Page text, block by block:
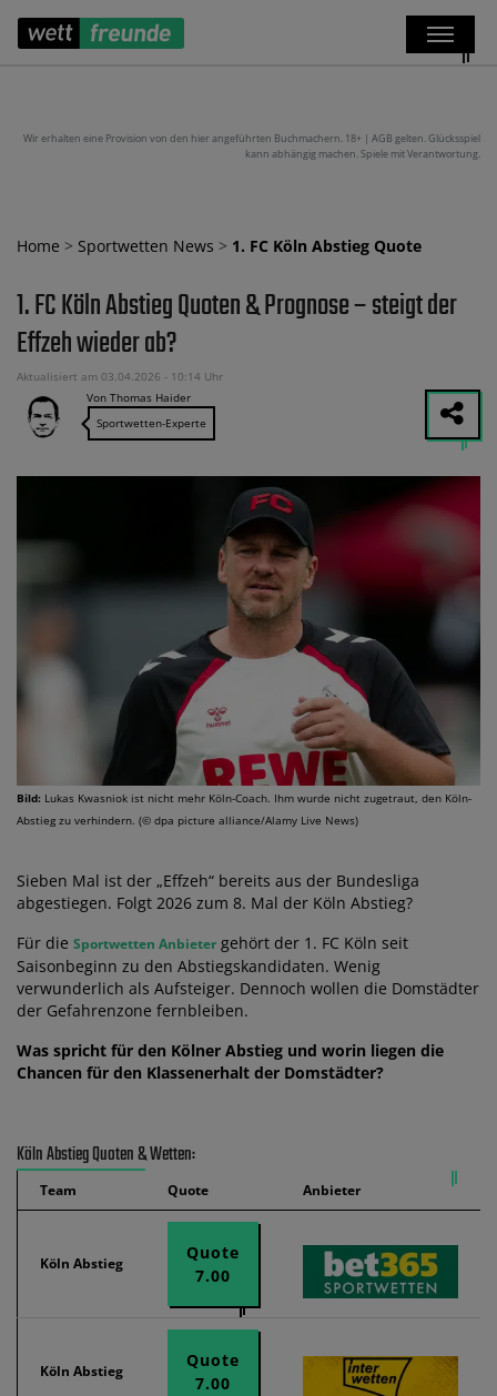
Wir erhalten eine Provision von den hier angeführten Buchmachern. 18+ | AGB gelten. Glücksspiel
kann abhängig machen. Spiele mit Verantwortung.
Home > Sportwetten News > 1. FC Köln Abstieg Quote
1. FC Köln Abstieg Quoten & Prognose – steigt der
Effzeh wieder ab?
Aktualisiert am 03.04.2026 - 10:14 Uhr
Von Thomas Haider
Sportwetten-Experte
Bild: Lukas Kwasniok ist nicht mehr Köln-Coach. Ihm wurde nicht zugetraut, den Köln-
Abstieg zu verhindern. (© dpa picture alliance/Alamy Live News)
Sieben Mal ist der „Effzeh“ bereits aus der Bundesliga
abgestiegen. Folgt 2026 zum 8. Mal der Köln Abstieg?
Für die Sportwetten Anbieter gehört der 1. FC Köln seit
Saisonbeginn zu den Abstiegskandidaten. Wenig
verwunderlich als Aufsteiger. Dennoch wollen die Domstädter
der Gefahrenzone fernbleiben.
Was spricht für den Kölner Abstieg und worin liegen die
Chancen für den Klassenerhalt der Domstädter?
Köln Abstieg Quoten & Wetten:
Team Quote Anbieter
Köln Abstieg
Quote
7.00
Köln Abstieg
Quote
7.00